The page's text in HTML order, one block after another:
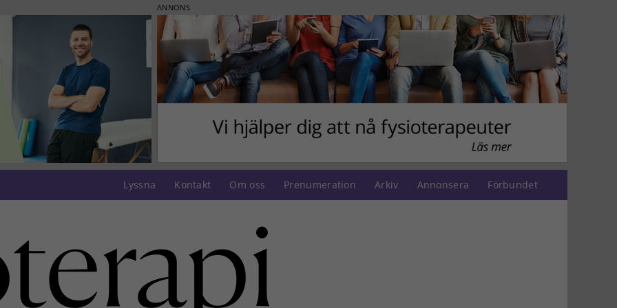
ANNONS
Lyssna Kontakt Om oss Prenumeration Arkiv Annonsera Förbundet